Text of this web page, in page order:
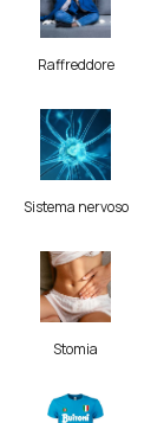
Raffreddore
Sistema nervoso
Stomia